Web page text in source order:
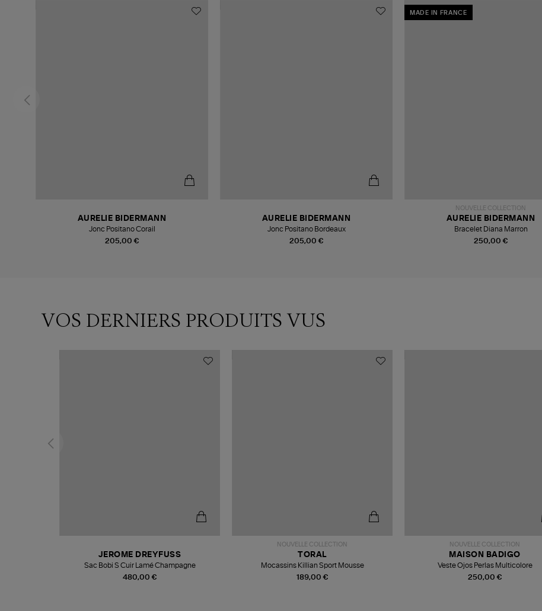
205,00 €
AURELIE BIDERMANN
Jonc Positano Corail
205,00 €
AURELIE BIDERMANN
Jonc Positano Bordeaux
MADE IN FRANCE
NOUVELLE COLLECTION
250,00 €
AURELIE BIDERMANN
Bracelet Diana Marron
VOS DERNIERS PRODUITS VUS
480,00 €
JEROME DREYFUSS
Sac Bobi S Cuir Lamé Champagne
NOUVELLE COLLECTION
189,00 €
TORAL
Mocassins Killian Sport Mousse
NOUVELLE COLLECTION
250,00 €
MAISON BADIGO
Veste Ojos Perlas Multicolore